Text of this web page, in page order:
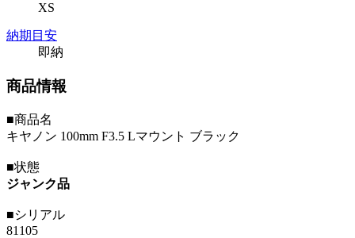
XS
納期目安
即納
商品情報
■商品名
キヤノン 100mm F3.5 Lマウント ブラック
■状態
ジャンク品
■シリアル
81105